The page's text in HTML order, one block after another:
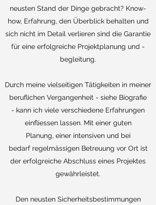
neusten Stand der Dinge gebracht? Know-
how, Erfahrung, den Überblick behalten und
sich nicht im Detail verlieren sind die Garantie
für eine erfolgreiche Projektplanung und -
begleitung.
Durch meine vielseitigen Tätigkeiten in meiner
beruflichen Vergangenheit - siehe Biografie
- kann ich viele verschiedene Erfahrungen
einfliessen lassen. Mit einer guten
Planung, einer intensiven und bei
bedarf regelmässigen Betreuung vor Ort ist
der erfolgreiche Abschluss eines Projektes
gewährleistet.
Den neusten Sicherheitsbestimmungen